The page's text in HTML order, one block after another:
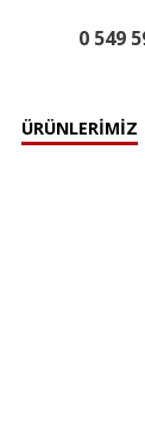
ÜRÜNLERİMİZ
0 549